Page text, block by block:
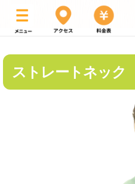
ストレートネック